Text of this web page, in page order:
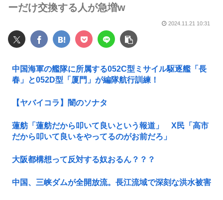
ーだけ交換する人が急増w
2024.11.21 10:31
中国海軍の艦隊に所属する052C型ミサイル駆逐艦「長
春」と052D型「厦門」が編隊航行訓練！
【ヤバイコラ】闇のソナタ
蓮舫「蓮舫だから叩いて良いという報道」 X民「高市
だから叩いて良いをやってるのがお前だろ」
大阪都構想って反対する奴おるん？？？
中国、三峡ダムが全開放流。長江流域で深刻な洪水被害